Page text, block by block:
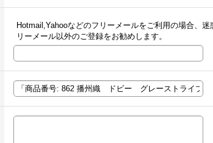
Hotmail,Yahooなどのフリーメールをご利用の場合、
リーメール以外のご登録をお勧めします。